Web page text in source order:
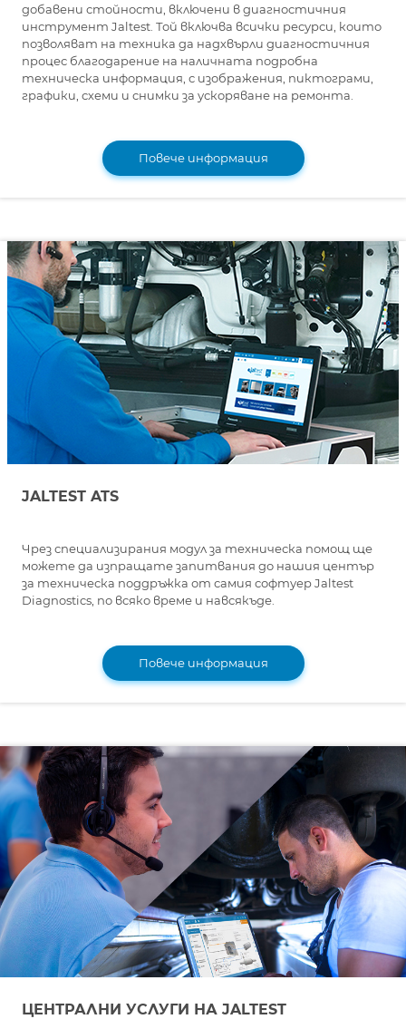
добавени стойности, включени в диагностичния
инструмент Jaltest. Той включва всички ресурси, които
позволяват на техника да надхвърли диагностичния
процес благодарение на наличната подробна
техническа информация, с изображения, пиктограми,
графики, схеми и снимки за ускоряване на ремонта.
Повече информация
JALTEST ATS
Чрез специализирания модул за техническа помощ ще
можете да изпращате запитвания до нашия център
за техническа поддръжка от самия софтуер Jaltest
Diagnostics, по всяко време и навсякъде.
Повече информация
ЦЕНТРАЛНИ УСЛУГИ НА JALTEST